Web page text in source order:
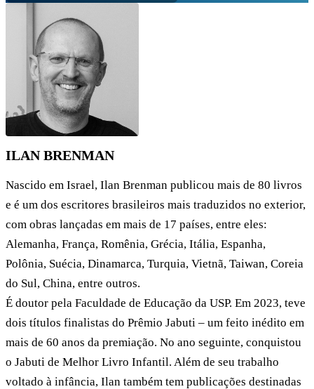
ILAN BRENMAN
Nascido em Israel, Ilan Brenman publicou mais de 80 livros
e é um dos escritores brasileiros mais traduzidos no exterior,
com obras lançadas em mais de 17 países, entre eles:
Alemanha, França, Romênia, Grécia, Itália, Espanha,
Polônia, Suécia, Dinamarca, Turquia, Vietnã, Taiwan, Coreia
do Sul, China, entre outros.
É doutor pela Faculdade de Educação da USP. Em 2023, teve
dois títulos finalistas do Prêmio Jabuti – um feito inédito em
mais de 60 anos da premiação. No ano seguinte, conquistou
o Jabuti de Melhor Livro Infantil. Além de seu trabalho
voltado à infância, Ilan também tem publicações destinadas